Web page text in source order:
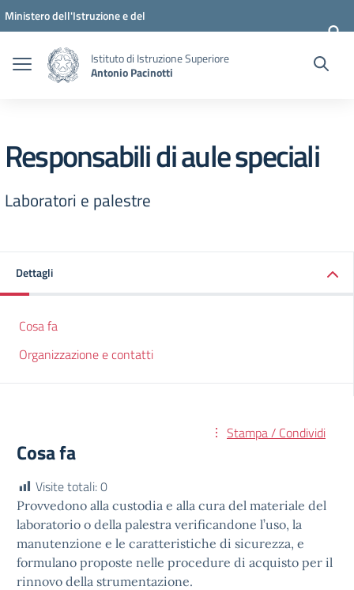
Vai ai contenuti
Vai al menu di navigazione
Vai al footer
Ministero dell'Istruzione e del
Istituto di Istruzione Superiore
Antonio Pacinotti
Responsabili di aule speciali
Laboratori e palestre
Dettagli
Cosa fa
Organizzazione e contatti
Stampa / Condividi
Cosa fa
Visite totali:0
Provvedono alla custodia e alla cura del materiale del
laboratorio o della palestra verificandone l’uso, la
manutenzione e le caratteristiche di sicurezza, e
formulano proposte nelle procedure di acquisto per il
rinnovo della strumentazione.